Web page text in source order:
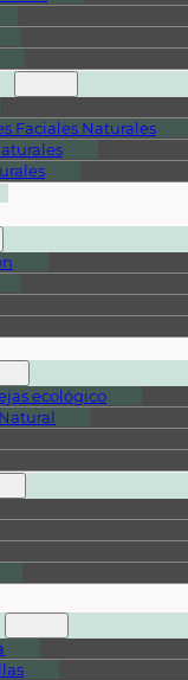
Faciales Naturales
ecológico